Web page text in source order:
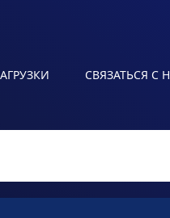
СВЯЗАТЬСЯ С